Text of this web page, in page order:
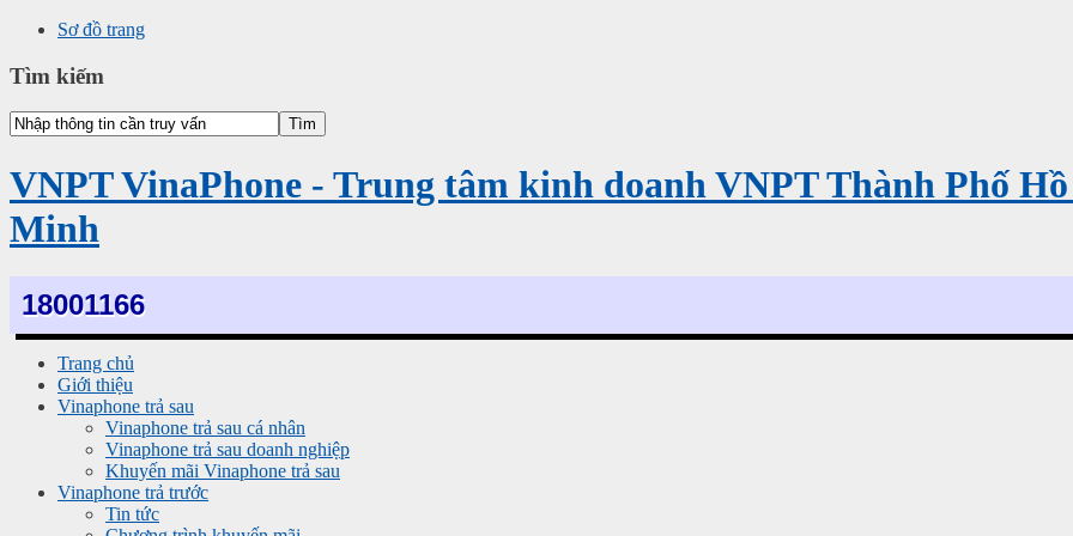
Sơ đồ trang
Tìm kiếm
VNPT VinaPhone - Trung tâm kinh doanh VNPT Thành Phố
Minh
18001166
Trang chủ
Giới thiệu
Vinaphone trả sau
Vinaphone trả sau cá nhân
Vinaphone trả sau doanh nghiệp
Khuyến mãi Vinaphone trả sau
Vinaphone trả trước
Tin tức